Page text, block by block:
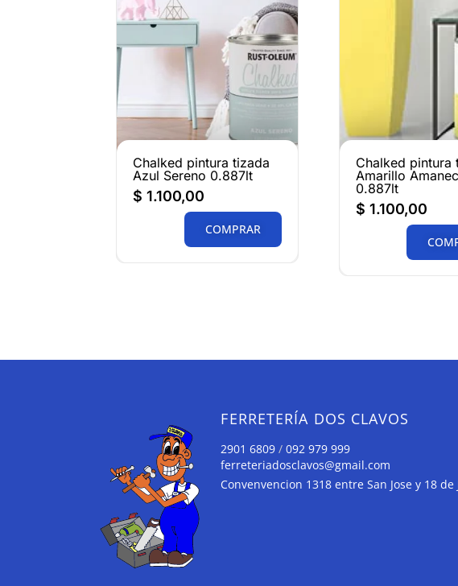
Chalked pintura tizada
Azul Sereno 0.887lt
$ 1.100,00
COMPRAR
Chalked pintura
Amarillo
0.887lt
$ 1.100,00
FERRETERÍA DOS CLAVOS
2901 6809 /092 979 999
ferreteriadosclavos@gmail.com
Convenvencion 1318 entre San Jose y 18 de